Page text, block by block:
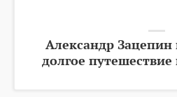
Александр Зацепин
долгое